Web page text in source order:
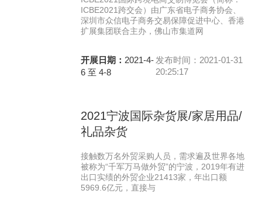
ICBE2021跨交会）由广东省电子商务协会、
深圳市众信电子商务交易保障促进中心、香港
扩展集团联合主办，佛山市集道网
开展日期： 2021-4-
6 至 4-8
发布时间：2021-01-31
20:25:17
2021宁波国际杂货展/家居用品/
礼品杂货
接触数万名外贸采购人员，需求遍及世界各地
被称为“千军万马做外贸”的宁波，2019年有进
出口实绩的外贸企业21413家，年出口额
5969.6亿元，直接与